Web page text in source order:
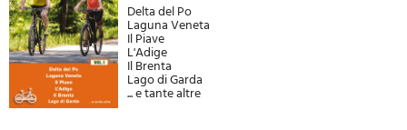
Delta del Po
Laguna Veneta
Il Piave
L'Adige
Il Brenta
Lago di Garda
... e tante altre